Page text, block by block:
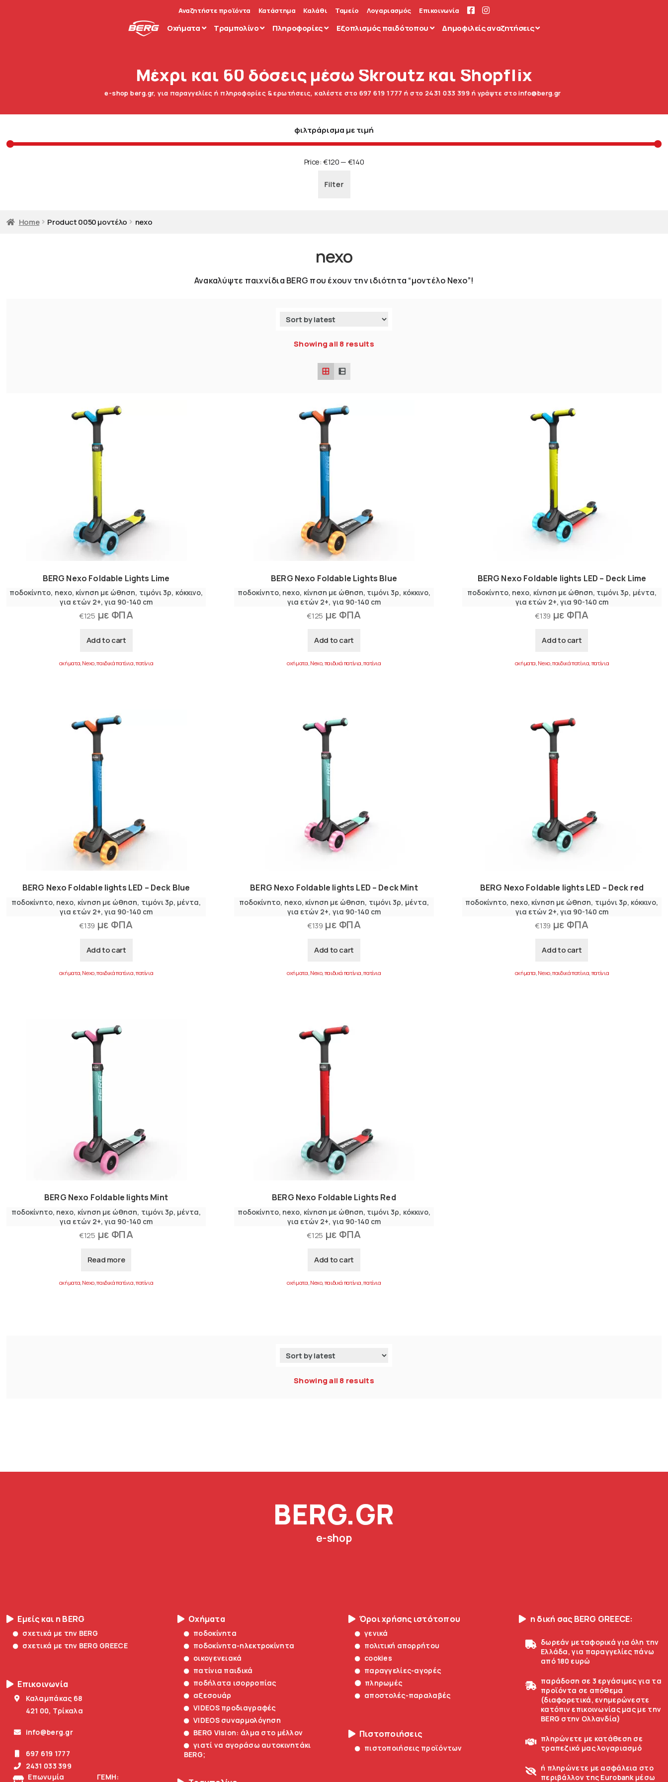
Μέχρι και 60 δόσεις μέσω Skroutz και Shopflix
e-shop berg.gr, για παραγγελίες ή πληροφορίες & ερωτήσεις, καλέστε στο 697 619 1777 ή στο 2431 033 399 ή γράψτε στο info@berg.gr
Αναζητήστε προϊόντα Κατάστημα Καλάθι Ταμείο Λογαριασμός Επικοινωνία
Οχήματα Tραμπολίνο Πληροφορίες Εξοπλισμός παιδότοπου Δημοφιλείς αναζητήσεις
φιλτράρισμα με τιμή
Filter
Price:€120 — €140
Home Product 0050 μοντέλο nexo
nexo
Ανακαλύψτε παιχνίδια BERG που έχουν την ιδιότητα “μοντέλο Nexo”!
Showing all 8 results
BERG Nexo Foldable Lights Lime
ποδοκίνητο nexo κίνηση με ώθηση τιμόνι 3ρ κόκκινο
για ετών 2+ για 90-140 cm
€125 με ΦΠΑ
Add to cart
οχήματα, Nexo,παιδικά πατίνια,πατίνια
BERG Nexo Foldable Lights Blue
ποδοκίνητο nexo κίνηση με ώθηση τιμόνι 3ρ κόκκινο
για ετών 2+ για 90-140 cm
€125 με ΦΠΑ
Add to cart
οχήματα, Nexo, παιδικά πατίνια,πατίνια
BERG Nexo Foldable lights LED – Deck Lime
ποδοκίνητο nexo κίνηση με ώθηση τιμόνι 3ρ μέντα
για ετών 2+ για 90-140 cm
€139 με ΦΠΑ
Add to cart
οχήματα, Nexo,παιδικά πατίνια, πατίνια
BERG Nexo Foldable lights LED – Deck Blue
ποδοκίνητο nexo κίνηση με ώθηση τιμόνι 3ρ μέντα
για ετών 2+ για 90-140 cm
€139 με ΦΠΑ
Add to cart
οχήματα Nexo,παιδικά πατίνια πατίνια
BERG Nexo Foldable lights LED – Deck Mint
ποδοκίνητο nexo κίνηση με ώθηση τιμόνι 3ρ μέντα
για ετών 2+ για 90-140 cm
€139 με ΦΠΑ
Add to cart
οχήματα Nexo, παιδικά πατίνια ,πατίνια
BERG Nexo Foldable lights LED – Deck red
ποδοκίνητο nexo κίνηση με ώθηση τιμόνι 3ρ κόκκινο
για ετών 2+ για 90-140 cm
€139 με ΦΠΑ
Add to cart
οχήματα Nexo,παιδικά πατίνια πατίνια
BERG Nexo Foldable lights Mint
ποδοκίνητο nexo κίνηση με ώθηση τιμόνι 3ρ μέντα
για ετών 2+ για 90-140 cm
€125 με ΦΠΑ
Read more
οχήματα Nexo,παιδικά πατίνια πατίνια
BERG Nexo Foldable Lights Red
ποδοκίνητο nexo κίνηση με ώθηση τιμόνι 3ρ κόκκινο
για ετών 2+ για 90-140 cm
€125 με ΦΠΑ
Add to cart
οχήματα Nexo, παιδικά πατίνια ,πατίνια
Showing all 8 results
BERG.GR
e-shop
Εμείς και η BERG
σχετικά με την BERG
σχετικά με την BERG GREECE
Επικοινωνία
Καλαμπάκας 68
421 00, Τρίκαλα
info@berg.gr
697 619 1777
2431 033 399
Επωνυμία
ΓΕΜΗ:
Οχήματα
ποδοκίνητα
ποδοκίνητα-ηλεκτροκίνητα
οικογενειακά
πατίνια παιδικά
ποδήλατα ισορροπίας
αξεσουάρ
VIDEOS προδιαγραφές
VIDEOS συναρμολόγηση
BERG Vision: άλμα στο μέλλον
γιατί να αγοράσω αυτοκινητάκι
BERG;
Όροι χρήσης ιστότοπου
γενικά
πολιτική απορρήτου
cookies
παραγγελίες-αγορές
πληρωμές
αποστολές-παραλαβές
Πιστοποιήσεις
πιστοποιήσεις προϊόντων
η δική σας BERG GREECE:
δωρεάν μεταφορικά για όλη την
Ελλάδα, για παραγγελίες πάνω
από 180 ευρώ
παράδοση σε 3 εργάσιμες για τα
προϊόντα σε απόθεμα
(διαφορετικά, ενημερώνεστε
κατόπιν επικοινωνίας μας με την
BERG στην Ολλανδία)
πληρώνετε με κατάθεση σε
τραπεζικό μας λογαριασμό
ή πληρώνετε με ασφάλεια στο
περιβάλλον της Eurobank μέσω